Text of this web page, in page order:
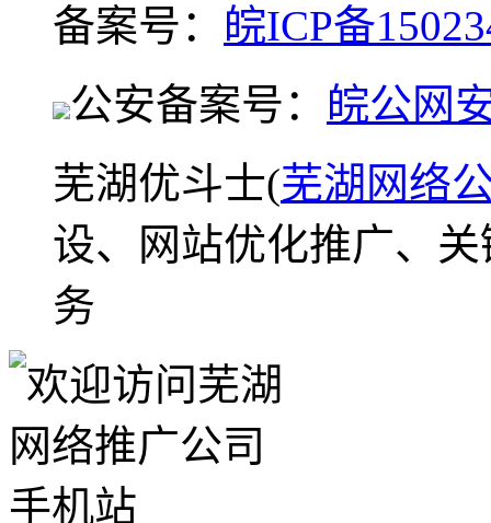
备案号： 皖ICP备
公安备案号： 皖公网
芜湖优斗士(芜湖网络
设、网站优化推广、
务